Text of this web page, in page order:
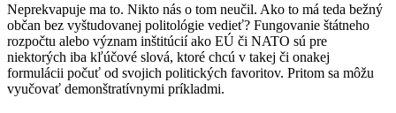
Neprekvapuje ma to. Nikto nás o tom neučil. Ako to má teda bežný
občan bez vyštudovanej politológie vedieť? Fungovanie štátneho
rozpočtu alebo význam inštitúcií ako EÚ či NATO sú pre
niektorých iba kľúčové slová, ktoré chcú v takej či onakej
formulácii počuť od svojich politických favoritov. Pritom sa môžu
vyučovať demonštratívnymi príkladmi.